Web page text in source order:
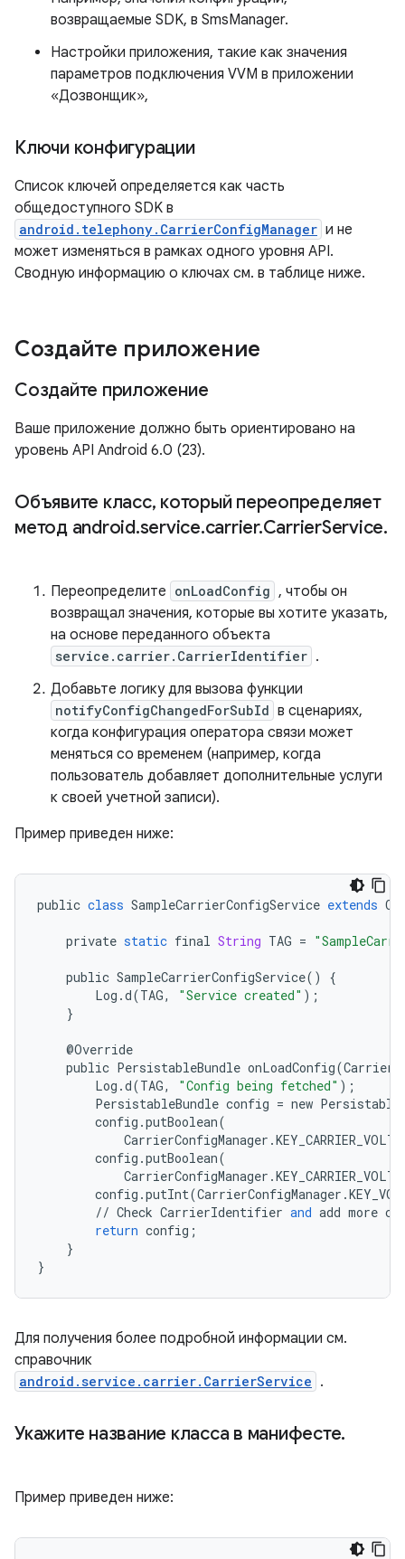
возвращаемые SDK, в SmsManager.
Настройки приложения, такие как значения
параметров подключения VVM в приложении
«Дозвонщик»,
Ключи конфигурации
Список ключей определяется как часть
общедоступного SDK в
android.telephony.CarrierConfigManager и не
может изменяться в рамках одного уровня API.
Сводную информацию о ключах см. в таблице ниже.
Создайте приложение
Создайте приложение
Ваше приложение должно быть ориентировано на
уровень API Android 6.0 (23).
Объявите класс, который переопределяет
метод android.service.carrier.CarrierService.
Переопределите onLoadConfig , чтобы он
возвращал значения, которые вы хотите указать,
на основе переданного объекта
service.carrier.CarrierIdentifier .
Добавьте логику для вызова функции
notifyConfigChangedForSubId в сценариях,
когда конфигурация оператора связи может
меняться со временем (например, когда
пользователь добавляет дополнительные услуги
к своей учетной записи).
Пример приведен ниже:
public class SampleCarrierConfigService extends
private static final String TAG =
public SampleCarrierConfigService()
{
Log .d(TAG, "Service created" );
}
@Override
public PersistableBundle onLoadConfig(
Log .d(TAG, "Config being fetched" );
PersistableBundle config = new
config .putBoolean(
CarrierConfigManager .
config .putBoolean(
CarrierConfigManager .
config .putInt(CarrierConfigManager .
// Check CarrierIdentifier and add more
return config ;
}
}
Для получения более подробной информации см.
справочник
android.service.carrier.CarrierService .
Укажите название класса в манифесте.
Пример приведен ниже: